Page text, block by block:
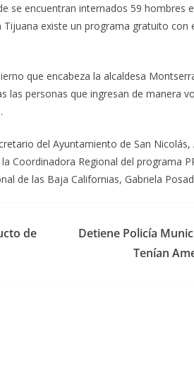
se encuentran internados 59 hombres
existe un programa gratuito con
que encabeza la alcaldesa
las personas que ingresan de manera
del Ayuntamiento de San
Coordinadora Regional del programa
de las Baja Californias, Gabriela
de
Detiene Policía
Tenían